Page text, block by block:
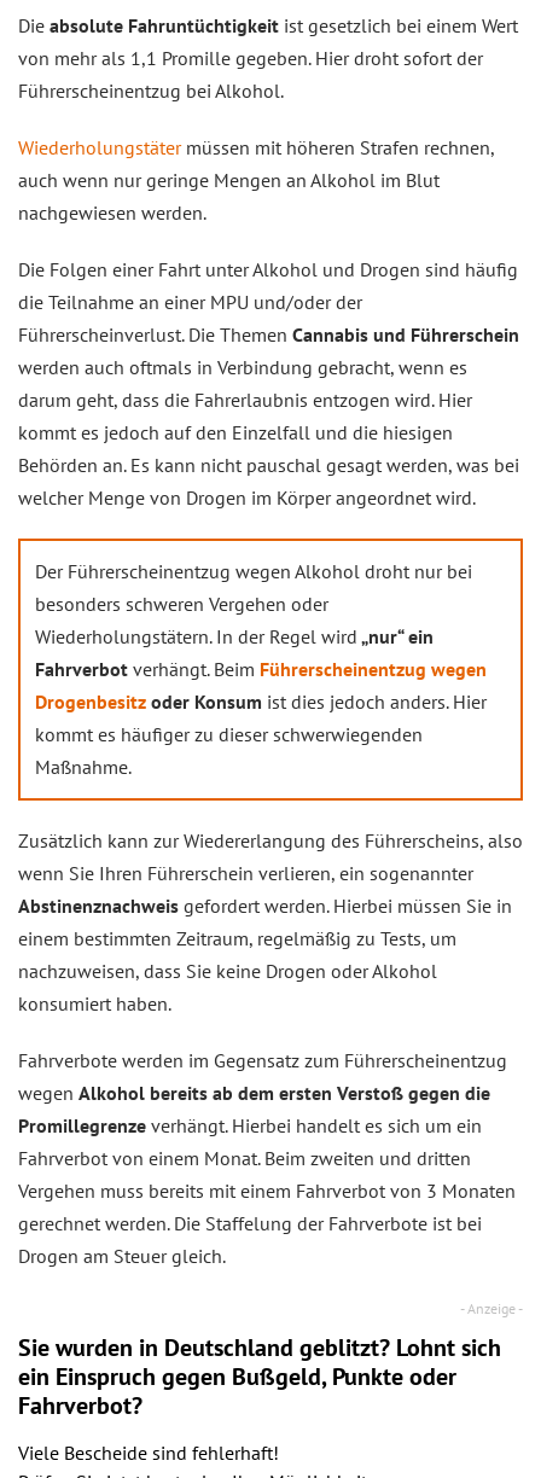
Die absolute Fahruntüchtigkeit ist gesetzlich bei einem Wert
von mehr als 1,1 Promille gegeben. Hier droht sofort der
Führerscheinentzug bei Alkohol.
Wiederholungstätermüssen mit höheren Strafen rechnen,
auch wenn nur geringe Mengen an Alkohol im Blut
nachgewiesen werden.
Die Folgen einer Fahrt unter Alkohol und Drogen sind häufig
die Teilnahme an einer MPU und/oder der
Führerscheinverlust. Die Themen Cannabis und Führerschein
werden auch oftmals in Verbindung gebracht, wenn es
darum geht, dass die Fahrerlaubnis entzogen wird. Hier
kommt es jedoch auf den Einzelfall und die hiesigen
Behörden an. Es kann nicht pauschal gesagt werden, was bei
welcher Menge von Drogen im Körper angeordnet wird.
Der Führerscheinentzug wegen Alkohol droht nur bei
besonders schweren Vergehen oder
Wiederholungstätern. In der Regel wird „nur“ ein
Fahrverbot verhängt. Beim Führerscheinentzug wegen
Drogenbesitz oder Konsum ist dies jedoch anders. Hier
kommt es häufiger zu dieser schwerwiegenden
Maßnahme.
Zusätzlich kann zur Wiedererlangung des Führerscheins, also
wenn Sie Ihren Führerschein verlieren, ein sogenannter
Abstinenznachweis gefordert werden. Hierbei müssen Sie in
einem bestimmten Zeitraum, regelmäßig zu Tests, um
nachzuweisen, dass Sie keine Drogen oder Alkohol
konsumiert haben.
Fahrverbote werden im Gegensatz zum Führerscheinentzug
wegen Alkohol bereits ab dem ersten Verstoß gegen die
Promillegrenze verhängt. Hierbei handelt es sich um ein
Fahrverbot von einem Monat. Beim zweiten und dritten
Vergehen muss bereits mit einem Fahrverbot von 3 Monaten
gerechnet werden. Die Staffelung der Fahrverbote ist bei
Drogen am Steuer gleich.
Sie wurden in Deutschland geblitzt? Lohnt sich
ein Einspruch gegen Bußgeld, Punkte oder
Fahrverbot?
Viele Bescheide sind fehlerhaft!